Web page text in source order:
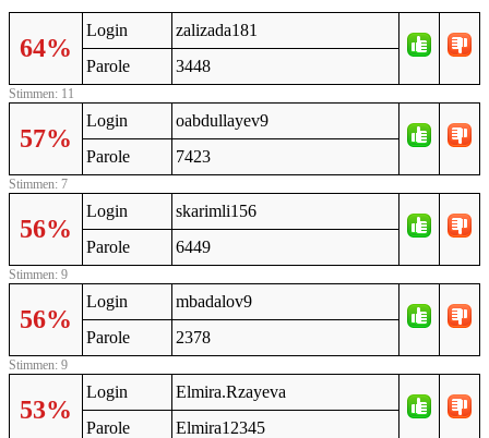
64%
Login
zalizada181
Parole
3448
Stimmen: 11
57%
Login
oabdullayev9
Parole
7423
Stimmen: 7
56%
Login
skarimli156
Parole
6449
Stimmen: 9
56%
Login
mbadalov9
Parole
2378
Stimmen: 9
53%
Login
Elmira.Rzayeva
Parole
Elmira12345